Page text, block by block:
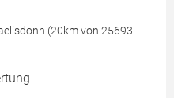
(20km von 25693